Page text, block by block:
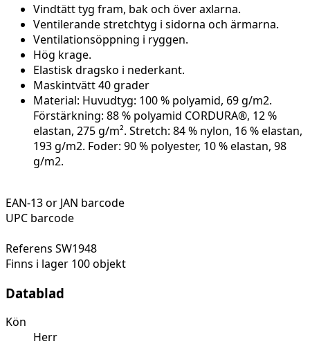
Vindtätt tyg fram, bak och över axlarna.
Ventilerande stretchtyg i sidorna och ärmarna.
Ventilationsöppning i ryggen.
Hög krage.
Elastisk dragsko i nederkant.
Maskintvätt 40 grader
Material: Huvudtyg: 100 % polyamid, 69 g/m2.
Förstärkning: 88 % polyamid CORDURA®, 12 %
elastan, 275 g/m². Stretch: 84 % nylon, 16 % elastan,
193 g/m2. Foder: 90 % polyester, 10 % elastan, 98
g/m2.
EAN-13 or JAN barcode
UPC barcode
Referens SW1948
Finns i lager 100 objekt
Datablad
Kön
Herr